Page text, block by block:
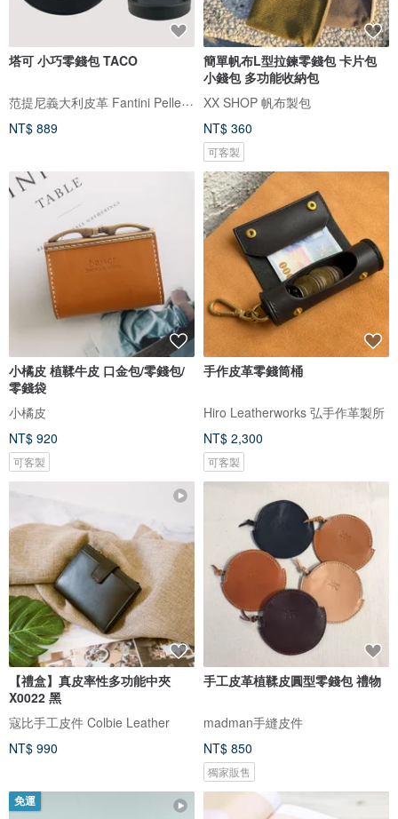
塔可 小巧零錢包 TACO
范提尼義大利皮革 Fantini Pelletteria 台灣經銷
NT$ 889
簡單帆布L型拉鍊零錢包 卡片包
小錢包 多功能收納包
XX SHOP 帆布製包
NT$ 360
可客製
小橘皮 植鞣牛皮 口金包/零錢包/
零錢袋
小橘皮
NT$ 920
可客製
手作皮革零錢筒桶
Hiro Leatherworks 弘手作革製所
NT$ 2,300
可客製
【禮盒】真皮率性多功能中夾
X0022 黑
寇比手工皮件 Colbie Leather
NT$ 990
手工皮革植鞣皮圓型零錢包 禮物
madman手縫皮件
NT$ 850
獨家販售
免運